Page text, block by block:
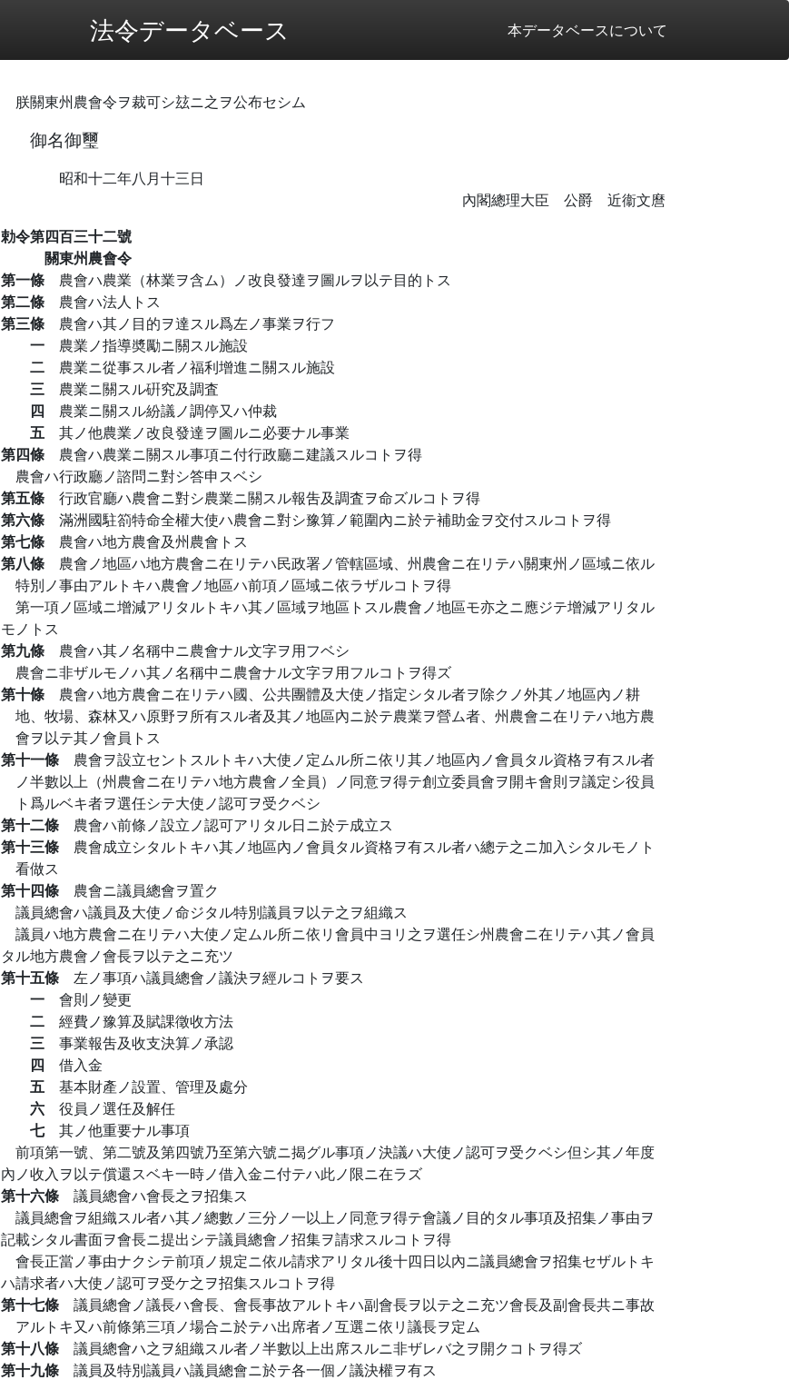
法令データベース 本データベースについて
朕關東州農會令ヲ裁可シ玆ニ之ヲ公布セシム
御名御璽
昭和十二年八月十三日
內閣總理大臣 公爵 近衞文麿
勅令第四百三十二號
關東州農會令
第一條 農會ハ農業（林業ヲ含ム）ノ改良發達ヲ圖ルヲ以テ目的トス
第二條 農會ハ法人トス
第三條 農會ハ其ノ目的ヲ達スル爲左ノ事業ヲ行フ
一 農業ノ指導奬勵ニ關スル施設
二 農業ニ從事スル者ノ福利增進ニ關スル施設
三 農業ニ關スル硏究及調査
四 農業ニ關スル紛議ノ調停又ハ仲裁
五 其ノ他農業ノ改良發達ヲ圖ルニ必要ナル事業
第四條 農會ハ農業ニ關スル事項ニ付行政廳ニ建議スルコトヲ得
農會ハ行政廳ノ諮問ニ對シ答申スベシ
第五條 行政官廳ハ農會ニ對シ農業ニ關スル報吿及調査ヲ命ズルコトヲ得
第六條 滿洲國駐箚特命全權大使ハ農會ニ對シ豫算ノ範圍內ニ於テ補助金ヲ交付スルコトヲ得
第七條 農會ハ地方農會及州農會トス
第八條 農會ノ地區ハ地方農會ニ在リテハ民政署ノ管轄區域、州農會ニ在リテハ關東州ノ區域ニ依ル
特別ノ事由アルトキハ農會ノ地區ハ前項ノ區域ニ依ラザルコトヲ得
第一項ノ區域ニ增減アリタルトキハ其ノ區域ヲ地區トスル農會ノ地區モ亦之ニ應ジテ增減アリタル
モノトス
第九條 農會ハ其ノ名稱中ニ農會ナル文字ヲ用フベシ
農會ニ非ザルモノハ其ノ名稱中ニ農會ナル文字ヲ用フルコトヲ得ズ
第十條 農會ハ地方農會ニ在リテハ國、公共團體及大使ノ指定シタル者ヲ除クノ外其ノ地區內ノ耕
地、牧場、森林又ハ原野ヲ所有スル者及其ノ地區內ニ於テ農業ヲ營ム者、州農會ニ在リテハ地方農
會ヲ以テ其ノ會員トス
第十一條 農會ヲ設立セントスルトキハ大使ノ定ムル所ニ依リ其ノ地區內ノ會員タル資格ヲ有スル者
ノ半數以上（州農會ニ在リテハ地方農會ノ全員）ノ同意ヲ得テ創立委員會ヲ開キ會則ヲ議定シ役員
ト爲ルベキ者ヲ選任シテ大使ノ認可ヲ受クベシ
第十二條 農會ハ前條ノ設立ノ認可アリタル日ニ於テ成立ス
第十三條 農會成立シタルトキハ其ノ地區內ノ會員タル資格ヲ有スル者ハ總テ之ニ加入シタルモノト
看做ス
第十四條 農會ニ議員總會ヲ置ク
議員總會ハ議員及大使ノ命ジタル特別議員ヲ以テ之ヲ組織ス
議員ハ地方農會ニ在リテハ大使ノ定ムル所ニ依リ會員中ヨリ之ヲ選任シ州農會ニ在リテハ其ノ會員
タル地方農會ノ會長ヲ以テ之ニ充ツ
第十五條 左ノ事項ハ議員總會ノ議決ヲ經ルコトヲ要ス
一 會則ノ變更
二 經費ノ豫算及賦課徵收方法
三 事業報吿及收支決算ノ承認
四 借入金
五 基本財產ノ設置、管理及處分
六 役員ノ選任及解任
七 其ノ他重要ナル事項
前項第一號、第二號及第四號乃至第六號ニ揭グル事項ノ決議ハ大使ノ認可ヲ受クベシ但シ其ノ年度
內ノ收入ヲ以テ償還スベキ一時ノ借入金ニ付テハ此ノ限ニ在ラズ
第十六條 議員總會ハ會長之ヲ招集ス
議員總會ヲ組織スル者ハ其ノ總數ノ三分ノ一以上ノ同意ヲ得テ會議ノ目的タル事項及招集ノ事由ヲ
記載シタル書面ヲ會長ニ提出シテ議員總會ノ招集ヲ請求スルコトヲ得
會長正當ノ事由ナクシテ前項ノ規定ニ依ル請求アリタル後十四日以內ニ議員總會ヲ招集セザルトキ
ハ請求者ハ大使ノ認可ヲ受ケ之ヲ招集スルコトヲ得
第十七條 議員總會ノ議長ハ會長、會長事故アルトキハ副會長ヲ以テ之ニ充ツ會長及副會長共ニ事故
アルトキ又ハ前條第三項ノ場合ニ於テハ出席者ノ互選ニ依リ議長ヲ定ム
第十八條 議員總會ハ之ヲ組織スル者ノ半數以上出席スルニ非ザレバ之ヲ開クコトヲ得ズ
第十九條 議員及特別議員ハ議員總會ニ於テ各一個ノ議決權ヲ有ス